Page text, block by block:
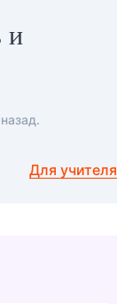
и
Для учителя